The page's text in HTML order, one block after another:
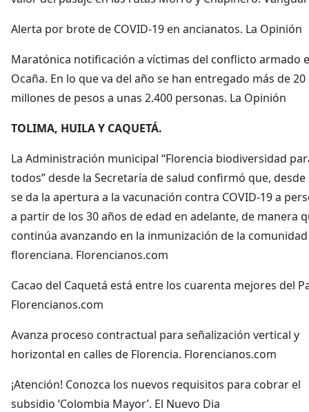
Alerta por brote de COVID-19 en ancianatos. La Opinión
Maratónica notificación a víctimas del conflicto armado
Ocaña. En lo que va del año se han entregado más de
millones de pesos a unas 2.400 personas. La Opinión
TOLIMA, HUILA Y CAQUETÁ.
La Administración municipal “Florencia biodiversidad
todos” desde la Secretaría de salud confirmó que, desde
se da la apertura a la vacunación contra COVID-19 a
a partir de los 30 años de edad en adelante, de manera
continúa avanzando en la inmunización de la comunidad
florenciana. Florencianos.com
Cacao del Caquetá está entre los cuarenta mejores del
Florencianos.com
Avanza proceso contractual para señalización vertical y
horizontal en calles de Florencia. Florencianos.com
¡Atención! Conozca los nuevos requisitos para cobrar el
subsidio ‘Colombia Mayor’. El Nuevo Dia